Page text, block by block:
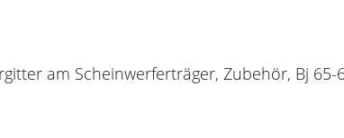
am Scheinwerferträger, Zubehör, Bj 65-